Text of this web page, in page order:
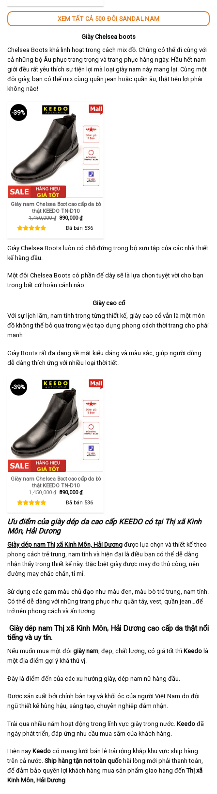
XEM TẤT CẢ 500 ĐÔI SANDAL NAM
Giày Chelsea boots
Chelsea Boots khá linh hoạt trong cách mix đồ. Chúng có thể đi cùng với
cả những bộ Âu phục trang trọng và trang phục hàng ngày. Hầu hết nam
giới đều rất yêu thích sự tiện lợi mà loại giày nam này mang lại. Cùng một
đôi giày, bạn có thể mix cùng quần jean hoặc quần âu, thật tiện lợi phải
không nào!
-39%
Giày nam Chelsea Boot cao cấp da bò
thật KEEDO TN-D10
1,450,000₫ Giá
890,000₫Giá
hiện
tại
Đã bán 536
Giày Chelsea Boots luôn có chỗ đứng trong bộ sưu tập của các nhà thiết
kế hàng đầu.
Một đôi Chelsea Boots có phần đế dày sẽ là lựa chọn tuyệt vời cho bạn
trong bất cứ hoàn cảnh nào.
Giày cao cổ
Với sự lịch lãm, nam tính trong từng thiết kế, giày cao cổ vẫn là một món
đồ không thể bỏ qua trong việc tạo dựng phong cách thời trang cho phái
mạnh.
Giày Boots rất đa dạng về mặt kiểu dáng và màu sắc, giúp người dùng
dễ dàng thích ứng với nhiều loại thời tiết.
-39%
Giày nam Chelsea Boot cao cấp da bò
thật KEEDO TN-D10
1,450,000₫ Giá
1,450,000 ₫.
890,000₫Giá
hiện
tại
là:
890,000 ₫.
Đã bán 536
Ưu điểm của giày dép da cao cấp KEEDO có tại Thị xã Kinh
Môn, Hải Dương
Giày dép nam Thị xã Kinh Môn, Hải Dương được lựa chọn và thiết kế theo
phong cách trẻ trung, nam tính và hiện đại là điều bạn có thể dễ dàng
nhận thấy trong thiết kế này. Đặc biệt giày được may đo thủ công, nên
đường may chắc chắn, tỉ mỉ.
Sử dụng các gam màu chủ đạo như màu đen, màu bò trẻ trung, nam tính.
Có thể dễ dàng với những trang phục như quần tây, vest, quần jean…để
trở nên phong cách và ấn tượng.
Giày dép nam Thị xã Kinh Môn, Hải Dương cao cấp da thật nổi
tiếng và uy tín.
Nếu muốn mua một đôi giày nam , đẹp, chất lượng, có giá tốt thì Keedo là
một địa điểm gợi ý khá thú vị.
Đây là điểm đến của các xu hướng giày, dép nam nữ hàng đầu.
Được sản xuất bởi chính bàn tay và khối óc của người Việt Nam do đội
ngũ thiết kế hùng hậu, sáng tạo, chuyên nghiệp đảm nhận.
Trải qua nhiều năm hoạt động trong lĩnh vực giày trong nước. Keedo đã
ngày phát triển, đáp ứng nhu cầu mua sắm của khách hàng.
Hiện nay Keedo có mạng lưới bán lẻ trải rộng khắp khu vực ship hàng
trên cả nước. Ship hàng tận nơi toàn quốc hài lòng mới phải thanh toán,
để đảm bảo quyền lợi khách hàng mua sản phẩm giao hàng đến Thị xã
Kinh Môn, Hải Dương